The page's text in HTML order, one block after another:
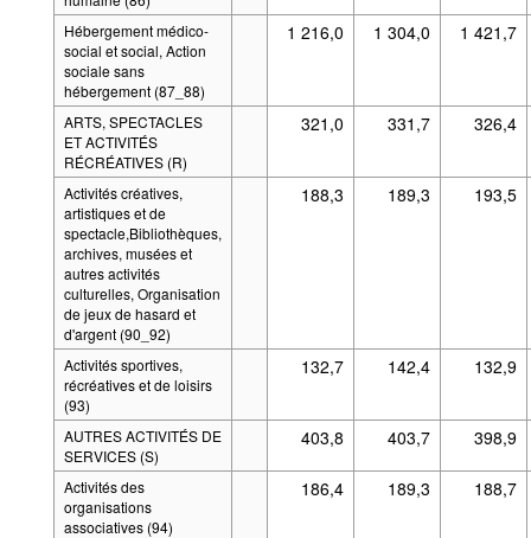
Hébergement médico-
social et social, Action
sociale sans
hébergement (87_88)
1 216,0 1 304,0 1 421,7
ARTS, SPECTACLES
ET ACTIVITÉS
RÉCRÉATIVES (R)
321,0 331,7 326,4
Activités créatives,
artistiques et de
spectacle,Bibliothèques,
archives, musées et
autres activités
culturelles, Organisation
de jeux de hasard et
d'argent (90_92)
188,3 189,3 193,5
Activités sportives,
récréatives et de loisirs
(93)
132,7 142,4 132,9
AUTRES ACTIVITÉS DE
SERVICES (S)
403,8 403,7 398,9
Activités des
organisations
associatives (94)
186,4 189,3 188,7